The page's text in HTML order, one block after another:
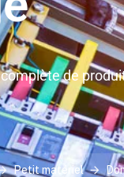
de
Petit matériel